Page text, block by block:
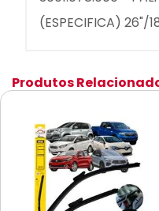
(ESPECIFICA) 26"/
Produtos